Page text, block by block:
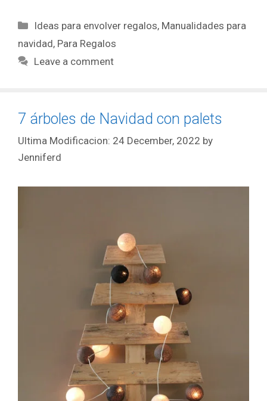
Ideas para envolver regalos, Manualidades para
navidad, Para Regalos
Leave a comment
7 árboles de Navidad con palets
24 December, 2022 by
Jenniferd